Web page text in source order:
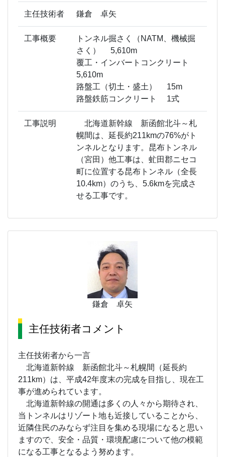
主任技術者 鎌倉 卓矢
工事概要
トンネル掘さく（NATM、機械掘
さく） 5,610m
覆工・インバートコンクリート
5,610m
路盤工（切土・盛土） 15m
路盤鉄筋コンクリート 1式
工事説明
北海道新幹線 新函館北斗～札
幌間は、延長約211kmの76%がト
ンネルとなります。昆布トンネル
（宮田）他工事は、虻田郡ニセコ
町に位置する昆布トンネル（全長
10.4km）のうち、5.6kmを完成さ
せる工事です。
鎌倉 卓矢
主任技術者コメント
主任技術者から一言
北海道新幹線 新函館北斗～札幌間（延長約
211km）は、平成42年度末の完成を目指し、現在工
事が進められています。
北海道新幹線の開通は多くの人々から期待され、
当トンネルはリゾート地も近接していることから、
近隣住民のみならず注目を集める現場になると思い
ますので、安全・品質・環境配慮について他の模範
になる工事となるよう努めます。